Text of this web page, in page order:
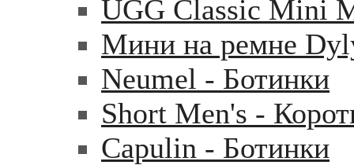
UGG Classic Mini
Мини на ремне
Neumel - Ботинки
Short Men's -
Capulin - Ботинки